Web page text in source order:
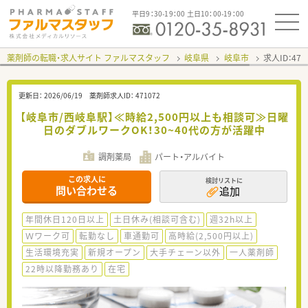
平日9：30-19：00 土日10：00-19：00
薬剤師の転職・求人サイト ファルマスタッフ 岐阜県 岐阜市 求人ID：
更新日： 2026/06/19 薬剤師求人ID： 471072
【岐阜市/西岐阜駅】≪時給2,500円以上も相談可≫日曜
日のダブルワークOK！30~40代の方が活躍中
調剤薬局 パート・アルバイト
この求人に
問い合わせる
検討リストに
追加
年間休日120日以上 土日休み(相談可含む)
週32h以上
Ｗワーク可
転勤なし 車通勤可
高時給(2,500円以上)
生活環境充実
新規オープン 大手チェーン以外
一人薬剤師
22時以降勤務あり
在宅